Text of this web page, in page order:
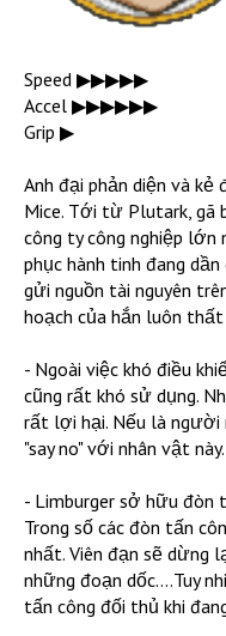
Speed ▶︎▶︎▶︎▶︎▶︎
Accel ▶︎▶︎▶︎▶︎▶︎▶︎
Grip ▶︎
Anh đại phản diện và kẻ
Mice. Tới từ Plutark, gã
công ty công nghiệp lớn
phục hành tinh đang
gửi nguồn tài nguyên
hoạch của hắn luôn
- Ngoài việc khó điều
cũng rất khó sử dụng.
rất lợi hại. Nếu là người
"say no" với nhân vật này.
- Limburger sở hữu đòn
Trong số các đòn tấn
nhất. Viên đạn sẽ dừng
những đoạn dốc....Tuy
tấn công đối thủ khi